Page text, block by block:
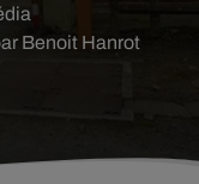
Benoit Hanrot